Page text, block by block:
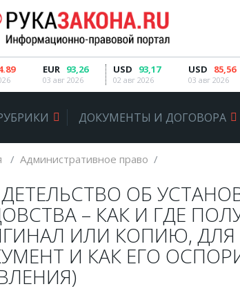
EUR 93,26
03 авг 2026
USD 93,17
02 авг 2026
USD 85,56
03 авг 2026
ДОКУМЕНТЫ И ДОГОВОРА
Административное право
ОБ
– КАК И ГДЕ
ИЛИ КОПИЮ, ДЛЯ
И КАК ЕГО